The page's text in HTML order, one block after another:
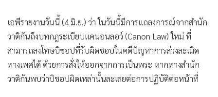
• Celeb Online
• Factcheck
• ญี่ปุ่น
• News1
• Gotomanager
เอพีรายงานวันนี้ (4 มิ.ย.) ว่า ในวันนี้มีการแถลงการณ์จากสำนัก
วาติกันถึงบทกฎระเบียบแคนอนลอว์ (Canon Law) ใหม่ ที่
สามารถลงโทษบิชอปที่รับผิดชอบในคดีปัญหาการล่วงละเมิด
ทางเพศได้ ด้วยการสั่งให้ออกจากการเป็นพระ หากทางสำนัก
วาติกันพบว่าบิชอปผิดเหล่านั้นละเลยต่อการปฏิบัติต่อหน้าที่